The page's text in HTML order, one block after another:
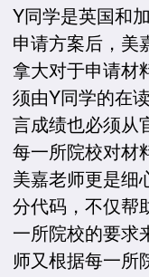
Y同学是英国和
申请方案后，美
拿大对于申请材
须由Y同学的在
言成绩也必须从
每一所院校对材
美嘉老师更是细
分代码，不仅帮
一所院校的要求
师又根据每一所